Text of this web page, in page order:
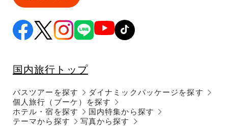
国内旅行トップ
バスツアーを探す
個人旅行（ブーケ）を探す
ダイナミックパッケージを探す
ホテル・宿を探す
国内特集から探す
テーマから探す
写真から探す